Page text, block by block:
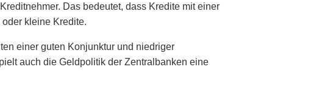
Das bedeutet, dass Kredite mit einer
kleine Kredite.
einer guten Konjunktur und niedriger
auch die Geldpolitik der Zentralbanken eine